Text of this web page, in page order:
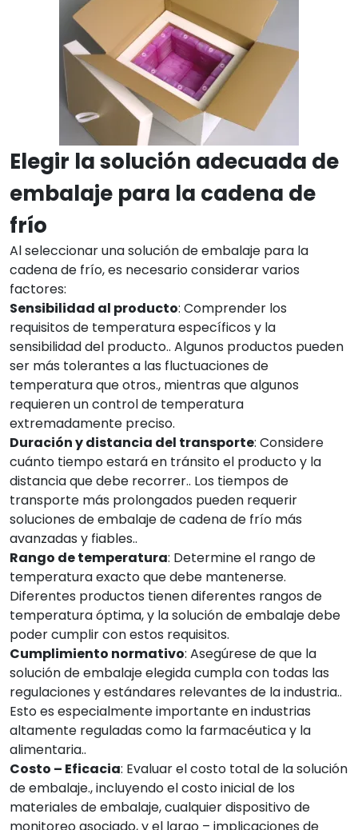
Elegir la solución adecuada de
embalaje para la cadena de
frío
Al seleccionar una solución de embalaje para la
cadena de frío, es necesario considerar varios
factores:
Sensibilidad al producto: Comprender los
requisitos de temperatura específicos y la
sensibilidad del producto.. Algunos productos pueden
ser más tolerantes a las fluctuaciones de
temperatura que otros., mientras que algunos
requieren un control de temperatura
extremadamente preciso.
Duración y distancia del transporte: Considere
cuánto tiempo estará en tránsito el producto y la
distancia que debe recorrer.. Los tiempos de
transporte más prolongados pueden requerir
soluciones de embalaje de cadena de frío más
avanzadas y fiables..
Rango de temperatura: Determine el rango de
temperatura exacto que debe mantenerse.
Diferentes productos tienen diferentes rangos de
temperatura óptima, y la solución de embalaje debe
poder cumplir con estos requisitos.
Cumplimiento normativo: Asegúrese de que la
solución de embalaje elegida cumpla con todas las
regulaciones y estándares relevantes de la industria..
Esto es especialmente importante en industrias
altamente reguladas como la farmacéutica y la
alimentaria..
Costo – Eficacia: Evaluar el costo total de la solución
de embalaje., incluyendo el costo inicial de los
materiales de embalaje, cualquier dispositivo de